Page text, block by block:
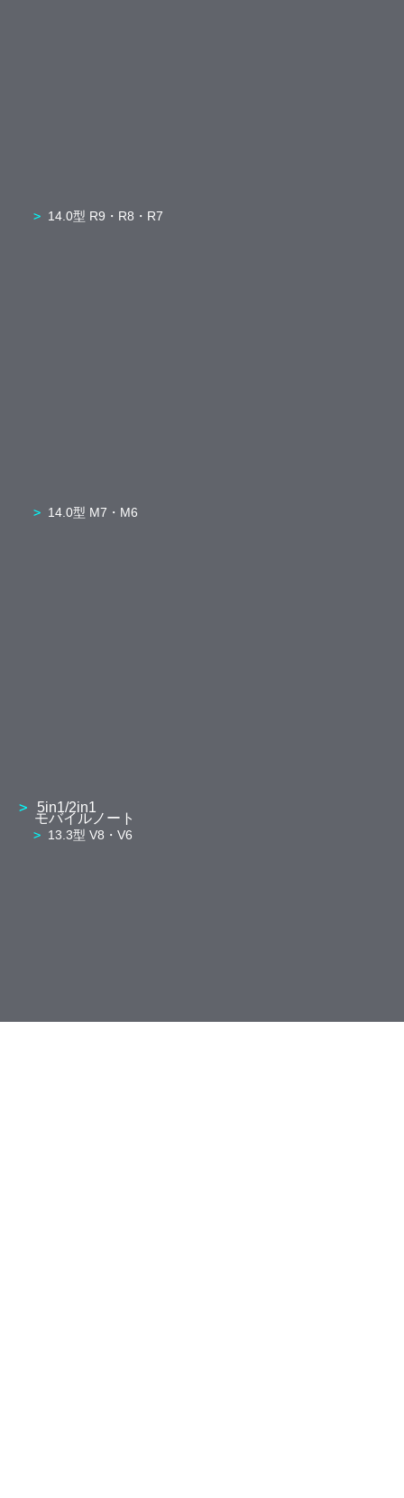
14.0型 R9・R8・R7
14.0型 M7・M6
5in1/2in1
モバイルノート
13.3型 V8・V6